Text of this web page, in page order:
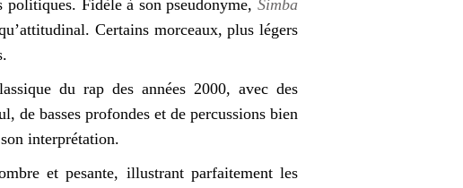
Fidèle à son pseudonyme, Simba
Certains morceaux, plus légers
du rap des années 2000, avec des
de basses profondes et de percussions bien
interprétation.
et pesante, illustrant parfaitement les